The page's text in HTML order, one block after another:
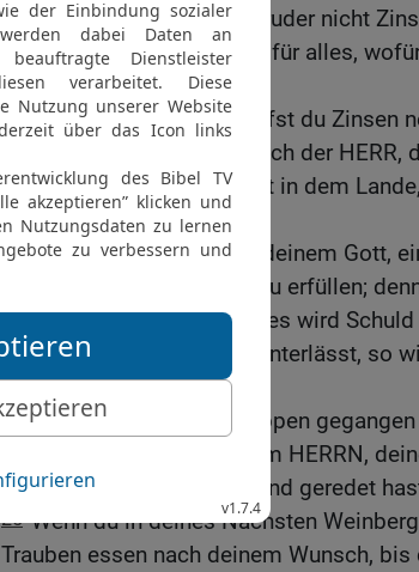
20 Du sollst von deinem Bruder nicht
Geld noch für Speise noch für alles,
kann.
21 Von dem Ausländer darfst du Zinsen
deinem Bruder, auf dass dich der HERR,
allem, was du unternimmst in dem
einzunehmen.
22 Wenn du dem HERRN, deinem Gott,
sollst du nicht zögern, es zu erfüllen;
wird’s von dir fordern, und es wird
23 Wenn du das Geloben unterlässt, so
dich fallen.
24 Aber was über deine Lippen
und danach tun, wie du dem HERRN,
gelobt und mit deinem Mund geredet
25 Wenn du in deines Nächsten
Trauben essen nach deinem Wunsch,